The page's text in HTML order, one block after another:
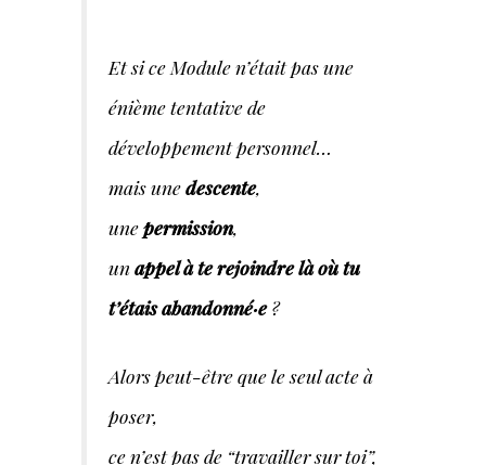
Et si ce Module n’était pas une
énième tentative de
développement personnel…
mais unedescente,
unepermission,
unappel à te rejoindre là où tu
t’étais abandonné·e?
Alors peut-être que le seul acte à
poser,
ce n’est pas de “travailler sur toi”,